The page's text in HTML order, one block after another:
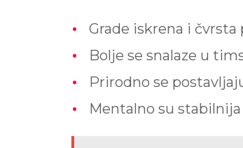
Grade iskrena i
Bolje se snalaze u
Prirodno se
Mentalno su